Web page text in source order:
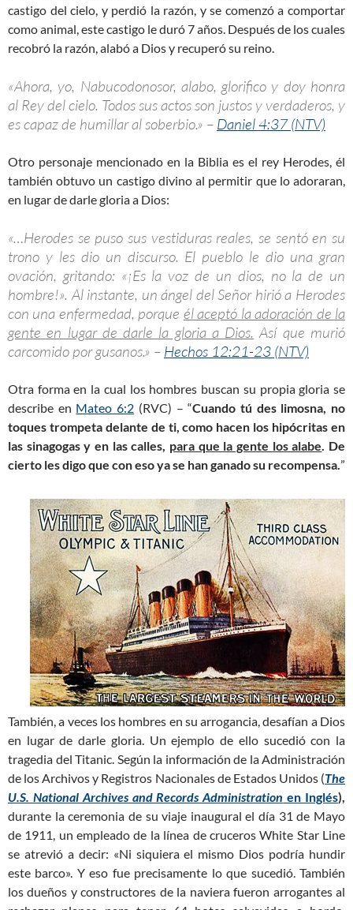
castigo del cielo, y perdió la razón, y se comenzó a comportar
como animal, este castigo le duró 7 años. Después de los cuales
recobró la razón, alabó a Dios y recuperó su reino.
«Ahora, yo, Nabucodonosor, alabo, glorifico y doy honra
al Rey del cielo. Todos sus actos son justos y verdaderos, y
es capaz de humillar al soberbio.» – Daniel 4:37 (NTV)
Otro personaje mencionado en la Biblia es el rey Herodes, él
también obtuvo un castigo divino al permitir que lo adoraran,
en lugar de darle gloria a Dios:
«…Herodes se puso sus vestiduras reales, se sentó en su
trono y les dio un discurso. El pueblo le dio una gran
ovación, gritando: «¡Es la voz de un dios, no la de un
hombre!». Al instante, un ángel del Señor hirió a Herodes
con una enfermedad, porque él aceptó la adoración de la
gente en lugar de darle la gloria a Dios. Así que murió
carcomido por gusanos.» – Hechos 12:21-23 (NTV)
Otra forma en la cual los hombres buscan su propia gloria se
describe en Mateo 6:2 (RVC) – “Cuando tú des limosna, no
toques trompeta delante de ti, como hacen los hipócritas en
las sinagogas y en las calles, para que la gente los alabe. De
cierto les digo que con eso ya se han ganado su recompensa.”
También, a veces los hombres en su arrogancia, desafían a Dios
en lugar de darle gloria. Un ejemplo de ello sucedió con la
tragedia del Titanic. Según la información de la Administración
de los Archivos y Registros Nacionales de Estados Unidos (The
U.S. National Archives and Records Administration en Inglés),
durante la ceremonia de su viaje inaugural el día 31 de Mayo
de 1911, un empleado de la línea de cruceros White Star Line
se atrevió a decir: «Ni siquiera el mismo Dios podría hundir
este barco». Y eso fue precisamente lo que sucedió. También
los dueños y constructores de la naviera fueron arrogantes al